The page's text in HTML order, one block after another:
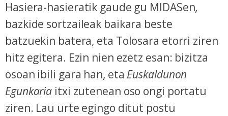
Hasiera-hasieratik gaude gu MIDASen,
bazkide sortzaileak baikara beste
batzuekin batera, eta Tolosara etorri ziren
hitz egitera. Ezin nien ezetz esan: bizitza
osoan ibili gara han, eta Euskaldunon
Egunkaria itxi zutenean oso ongi portatu
ziren. Lau urte egingo ditut postu